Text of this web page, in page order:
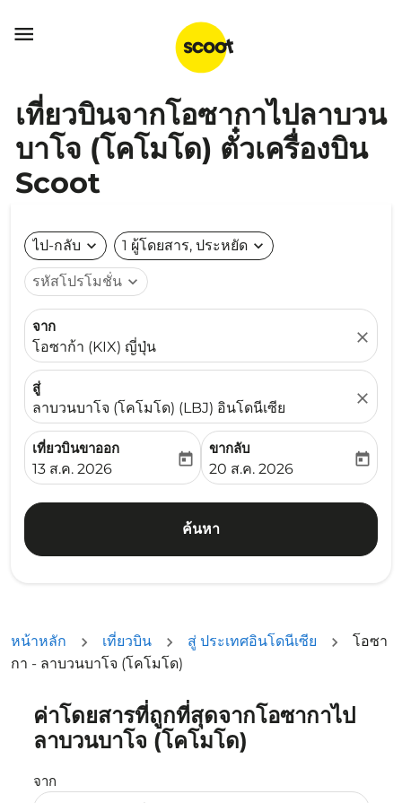

เที่ยวบินจากโอซากาไปลาบวน
บาโจ (โคโมโด) ตั๋วเครื่องบิน
Scoot
ไป-กลับ expand_more 1 ผู้โดยสาร, ประหยัด expand_more
รหัสโปรโมชั่น expand_more
จาก
โอซาก้า (KIX) ญี่ปุ่น
close
สู่
ลาบวนบาโจ (โคโมโด) (LBJ) อินโดนีเซีย
close
เที่ยวบินขาออก
fc-booking-departure-date-aria-label
13 ส.ค. 2026
today
ขากลับ
fc-booking-return-date-
20 ส.ค. 2026
today
ค้นหา
หน้าหลัก เที่ยวบิน สู่ ประเทศอินโดนีเซีย
โอซา
กา - ลาบวนบาโจ (โคโมโด)
ค่าโดยสารที่ถูกที่สุดจากโอซากาไป
ลาบวนบาโจ (โคโมโด)
จาก
ลองอัปเดตเส้นทางของคุณ (ต้นทางและ/หรือปลายทาง) หรื